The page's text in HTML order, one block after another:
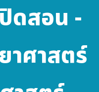
ดสอน -
าศาสตร์